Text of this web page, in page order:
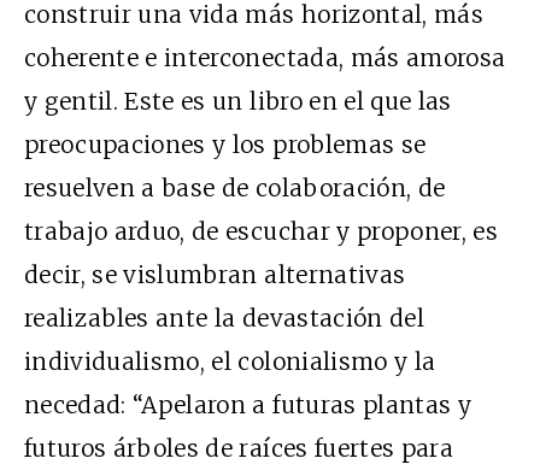
construir una vida más horizontal, más
coherente e interconectada, más amorosa
y gentil. Este es un libro en el que las
preocupaciones y los problemas se
resuelven a base de colaboración, de
trabajo arduo, de escuchar y proponer, es
decir, se vislumbran alternativas
realizables ante la devastación del
individualismo, el colonialismo y la
necedad: “Apelaron a futuras plantas y
futuros árboles de raíces fuertes para